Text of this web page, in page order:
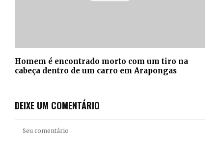
Homem é encontrado morto com um tiro na
cabeça dentro de um carro em Arapongas
DEIXE UM COMENTÁRIO